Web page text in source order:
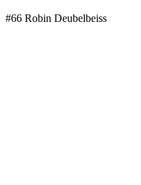
#66 Robin Deubelbeiss